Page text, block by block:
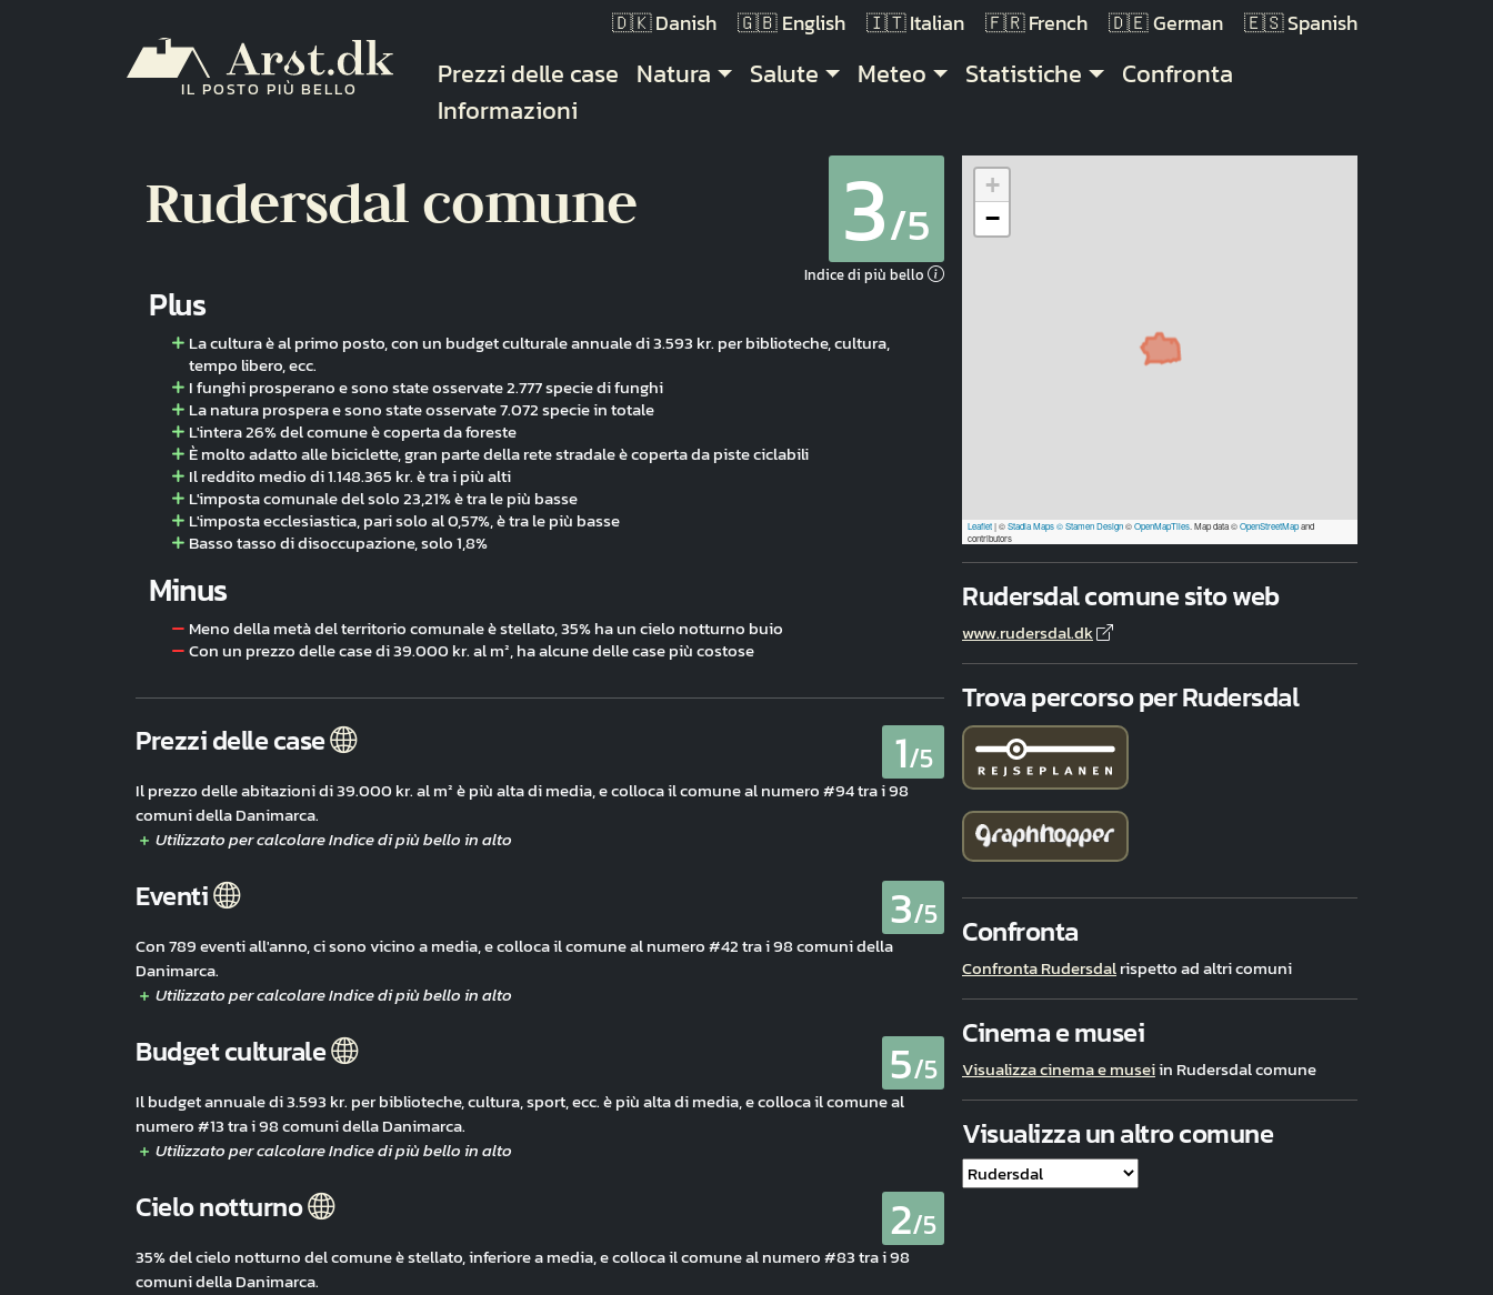
IL POSTO PIÙ BELLO
Danish English Italian French German Spanish
Navigazione principale
Prezzi delle case Natura Salute Meteo Statistiche
Confronta
Informazioni
Rudersdal comune 3/5
Indice di più bello
Plus
La cultura è al primo posto, con un budget culturale annuale di 3.593 kr. per biblioteche, cultura,
tempo libero, ecc.
I funghi prosperano e sono state osservate 2.777 specie di funghi
La natura prospera e sono state osservate 7.072 specie in totale
L'intera 26% del comune è coperta da foreste
È molto adatto alle biciclette, gran parte della rete stradale è coperta da piste ciclabili
Il reddito medio di 1.148.365 kr. è tra i più alti
L'imposta comunale del solo 23,21% è tra le più basse
L'imposta ecclesiastica, pari solo al 0,57%, è tra le più basse
Basso tasso di disoccupazione, solo 1,8%
Minus
Meno della metà del territorio comunale è stellato, 35% ha un cielo notturno buio
Con un prezzo delle case di 39.000 kr. al m², ha alcune delle case più costose
Prezzi delle case 1/5
Il prezzo delle abitazioni di 39.000 kr. al m² è più alta di media, e colloca il comune al numero #94 tra i 98
comuni della Danimarca.
Eventi 3/5
Con 789 eventi all'anno, ci sono vicino a media, e colloca il comune al numero #42 tra i 98 comuni della
Danimarca.
Budget culturale 5/5
Il budget annuale di 3.593 kr. per biblioteche, cultura, sport, ecc. è più alta di media, e colloca il comune al
numero #13 tra i 98 comuni della Danimarca.
Cielo notturno 2/5
35% del cielo notturno del comune è stellato, inferiore a media, e colloca il comune al numero #83 tra i 98
comuni della Danimarca.
+
−
Leaflet|©Stadia Maps© Stamen Design©OpenMapTiles . Map data ©OpenStreetMapand
contributors
Rudersdal comune sito web
www.rudersdal.dk
Trova percorso per Rudersdal
Confronta
Confronta Rudersdalrispetto ad altri comuni
Cinema e musei
Visualizza cinema e museiin Rudersdal comune
Visualizza un altro comune